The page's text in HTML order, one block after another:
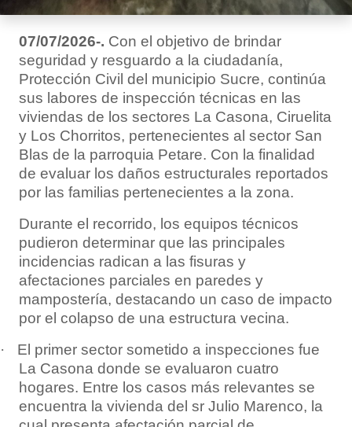
07/07/2026-. Con el objetivo de brindar
seguridad y resguardo a la ciudadanía,
Protección Civil del municipio Sucre, continúa
sus labores de inspección técnicas en las
viviendas de los sectores La Casona, Ciruelita
y Los Chorritos, pertenecientes al sector San
Blas de la parroquia Petare. Con la finalidad
de evaluar los daños estructurales reportados
por las familias pertenecientes a la zona.
Durante el recorrido, los equipos técnicos
pudieron determinar que las principales
incidencias radican a las fisuras y
afectaciones parciales en paredes y
mampostería, destacando un caso de impacto
por el colapso de una estructura vecina.
·
El primer sector sometido a inspecciones fue
La Casona donde se evaluaron cuatro
hogares. Entre los casos más relevantes se
encuentra la vivienda del sr Julio Marenco, la